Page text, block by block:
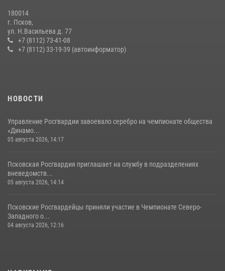
Всероссийского конкурса профессионального мастерства среди
сотрудников вневедомственной охраны Росгвардии, Псковские
Росгвардейцы одержали победу
30 июля 2026, 05:10 3
22 июля 2026, 10:19
180014
г. Псков,
ул. Н.Васильева д. 77
+7 (8112) 73-41-08
+7 (8112) 33-19-39 (автоинформатор)
НОВОСТИ
Управление Росгвардии завоевало серебро на чемпионате общества
«Динамо...
05 августа 2026, 14:17
Псковская Росгвардия приглашает на службу в подразделениях
вневедомств...
05 августа 2026, 14:14
Псковские Росгвардейцы приняли участие в Чемпионате Северо-
Западного о...
04 августа 2026, 12:16